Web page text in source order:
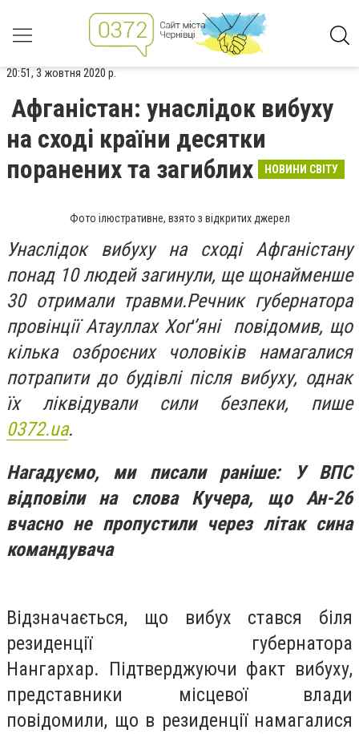
20:51, 3 жовтня 2020 р.
Афганістан: унаслідок вибуху
на сході країни десятки
поранених та загиблих
НОВИНИ СВІТУ
Фото ілюстративне, взято з відкритих джерел
Унаслідок вибуху на сході Афганістану
понад 10 людей загинули, ще щонайменше
30 отримали травми.Речник губернатора
провінції Атауллах Хоґ’яні повідомив, що
кілька озброєних чоловіків намагалися
потрапити до будівлі після вибуху, однак
їх ліквідували сили безпеки, пише
0372.ua.
Нагадуємо, ми писали раніше: У ВПС
відповіли на слова Кучера, що Ан-26
вчасно не пропустили через літак сина
командувача
Відзначається, що вибух стався біля
резиденції губернатора
Нангархар. Підтверджуючи факт вибуху,
представники місцевої влади
повідомили, що в резиденції намагалися